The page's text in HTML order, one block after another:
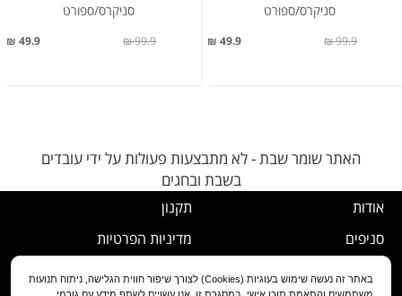
סניקרס/ספורט
49.9 ₪ 99.9 ₪
סניקרס/ספורט
49.9 ₪ 99.9 ₪
האתר שומר שבת - לא מתבצעות פעולות על ידי עובדים
בשבת ובחגים
אודות
סניפים
תקנון
מדיניות הפרטיות
נוהל ביטול עסקה
באתר זה נעשה שימוש בעוגיות (Cookies) לצורך שיפור חווית הגלישה, ניתוח תנועות